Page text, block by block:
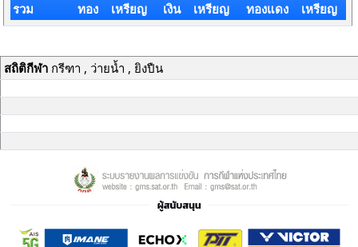
รวม
ทอง เหรียญ
เงิน เหรียญ
ทองแดง เหรียญ
สถิติกีฬากรีฑา , ว่ายน้ำ , ยิงปืน